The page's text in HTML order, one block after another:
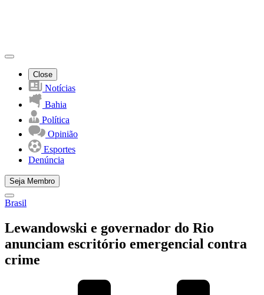
Close
Notícias
Bahia
Política
Opinião
Esportes
Denúncia
Seja Membro
Brasil
Lewandowski e governador do Rio
anunciam escritório emergencial contra
crime